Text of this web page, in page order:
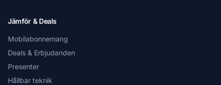
Jämför & Deals
Mobilabonnemang
Deals & Erbjudanden
Presenter
Hållbar teknik